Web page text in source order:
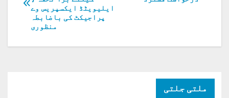
کی
ایلیویٹڈ ایکسپریس وے
پراجیکٹ کی باضابطہ
منظوری
ملتی جلتی